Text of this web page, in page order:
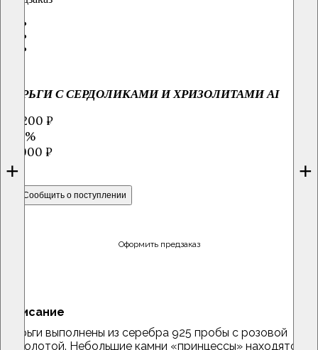
+ +
СЕРЬГИ С СЕРДОЛИКАМИ И ХРИЗОЛИТАМИ AI
23 200 ₽
-20%
29000 ₽
Сообщить о поступлении
Оформить предзаказ
Описание
Серьги выполнены из серебра 925 пробы с розовой
позолотой. Небольшие камни «принцессы» находятся в